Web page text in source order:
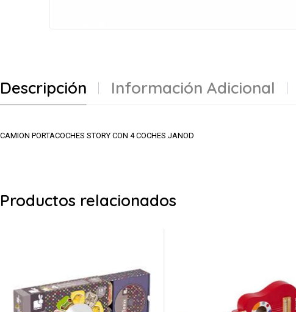
Descripción Información Adicional
CAMION PORTACOCHES STORY CON 4 COCHES JANOD
Productos relacionados